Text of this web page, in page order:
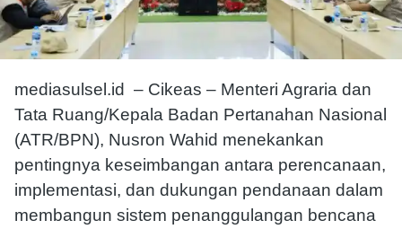
mediasulsel.id – Cikeas – Menteri Agraria dan
Tata Ruang/Kepala Badan Pertanahan Nasional
(ATR/BPN), Nusron Wahid menekankan
pentingnya keseimbangan antara perencanaan,
implementasi, dan dukungan pendanaan dalam
membangun sistem penanggulangan bencana